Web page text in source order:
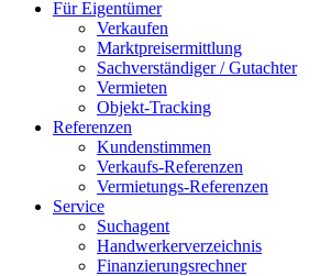
Für Eigentümer
Verkaufen
Marktpreisermittlung
Sachverständiger / Gutachter
Vermieten
Objekt-Tracking
Referenzen
Kundenstimmen
Verkaufs-Referenzen
Vermietungs-Referenzen
Service
Suchagent
Handwerkerverzeichnis
Finanzierungsrechner